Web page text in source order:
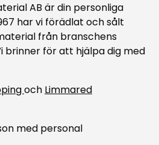
AB är din personliga
har vi förädlat och sålt
från branschens
brinner för att hjälpa dig med
och Limmared
med personal